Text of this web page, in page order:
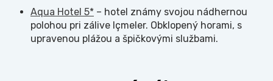
Aqua Hotel 5* – hotel známy svojou nádhernou
polohou pri zálive Içmeler. Obklopený horami, s
upravenou plážou a špičkovými službami.